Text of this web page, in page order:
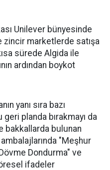
Unilever bünyesinde
zincir marketlerde satışa
sürede Algida ile
ardından boykot
yanı sıra bazı
planda bırakmayı da
bakkallarda bulunan
"Meşhur
Dondurma" ve
ifadeler